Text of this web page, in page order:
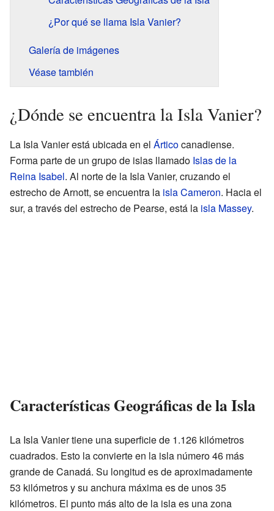
¿Por qué se llama Isla Vanier?
Galería de imágenes
Véase también
¿Dónde se encuentra la Isla Vanier?
La Isla Vanier está ubicada en el Árticocanadiense.
Forma parte de un grupo de islas llamado Islas de la
Reina Isabel. Al norte de la Isla Vanier, cruzando el
estrecho de Arnott, se encuentra la isla Cameron. Hacia el
sur, a través del estrecho de Pearse, está la isla Massey.
Características Geográficas de la Isla
La Isla Vanier tiene una superficie de 1.126 kilómetros
cuadrados. Esto la convierte en la isla número 46 más
grande de Canadá. Su longitud es de aproximadamente
53 kilómetros y su anchura máxima es de unos 35
kilómetros. El punto más alto de la isla es una zona